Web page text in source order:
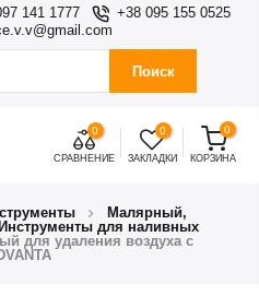
141 1777
+38 095 155 0525
Поиск
0
СРАВНЕНИЕ
0
ЗАКЛАДКИ
0
КОРЗИНА
Малярный,
Инструменты для наливных
для удаления воздуха с